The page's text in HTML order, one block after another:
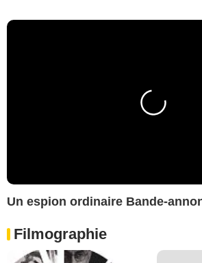
Un espion ordinaire Bande-
Filmographie